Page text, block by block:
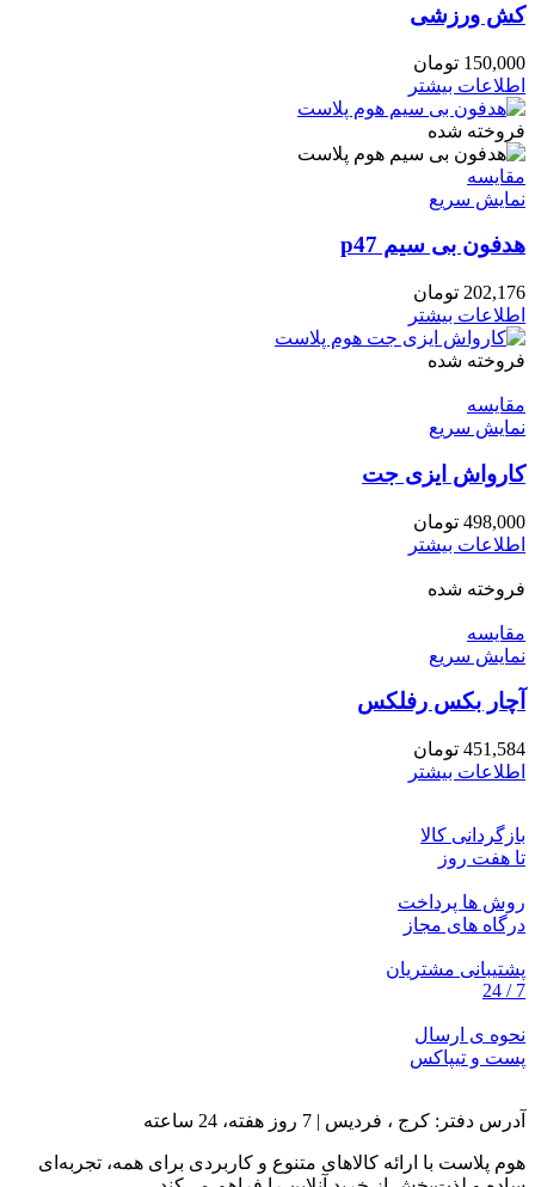
کش ورزشی
150,000 تومان
اطلاعات بیشتر
فروخته شده
مقايسه
نمایش سریع
هدفون بی سیم p47
202,176 تومان
اطلاعات بیشتر
فروخته شده
مقايسه
نمایش سریع
کارواش ایزی جت
498,000 تومان
اطلاعات بیشتر
فروخته شده
مقايسه
نمایش سریع
آچار بکس رفلکس
451,584 تومان
اطلاعات بیشتر
بازگردانی کالا
تا هفت روز
روش ها پرداخت
درگاه های مجاز
پشتیبانی مشتریان
7 / 24
نحوه ی ارسال
پست و تیپاکس
آدرس دفتر: کرج ، فردیس | 7 روز هفته، 24 ساعته
هوم پلاست با ارائه کالاهای متنوع و کاربردی برای همه، تجربه‌ای